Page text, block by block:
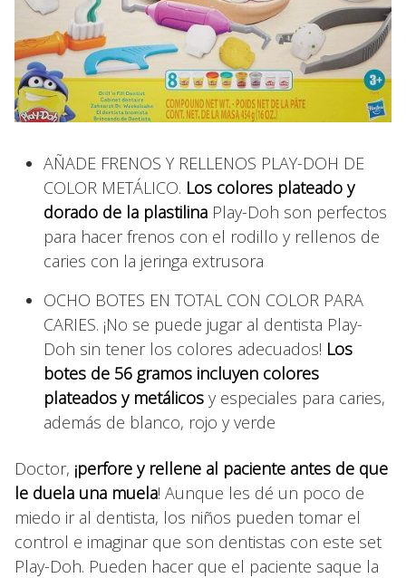
AÑADE FRENOS Y RELLENOS PLAY-DOH DE
COLOR METÁLICO. Los colores plateado y
dorado de la plastilina Play-Doh son perfectos
para hacer frenos con el rodillo y rellenos de
caries con la jeringa extrusora
OCHO BOTES EN TOTAL CON COLOR PARA
CARIES. ¡No se puede jugar al dentista Play-
Doh sin tener los colores adecuados! Los
botes de 56 gramos incluyen colores
plateados y metálicos y especiales para caries,
además de blanco, rojo y verde
Doctor, ¡perfore y rellene al paciente antes de que
le duela una muela! Aunque les dé un poco de
miedo ir al dentista, los niños pueden tomar el
control e imaginar que son dentistas con este set
Play-Doh. Pueden hacer que el paciente saque la